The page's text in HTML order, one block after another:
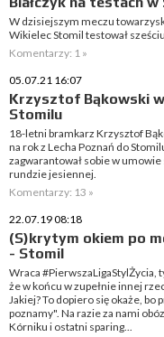
W dzisiejszym meczu
Wikielec Stomil testował
Komentarzy: 1 »
05.07.21 16:07
Krzysztof Bąkowski
Stomilu
18-letni bramkarz Krzysztof
na rok z Lecha Poznań do
zagwarantował sobie w
rundzie jesiennej.
Komentarzy: 13 »
22.07.19 08:18
(S)krytym okiem po
- Stomil
Wraca #PierwszaLigaStylŻycia,
że w końcu w zupełnie innej
Jakiej? To dopiero się okaże, bo
poznamy". Na razie za nami
Kórniku i ostatni sparing...